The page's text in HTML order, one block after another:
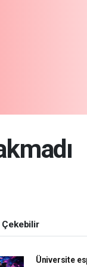
Üniversite